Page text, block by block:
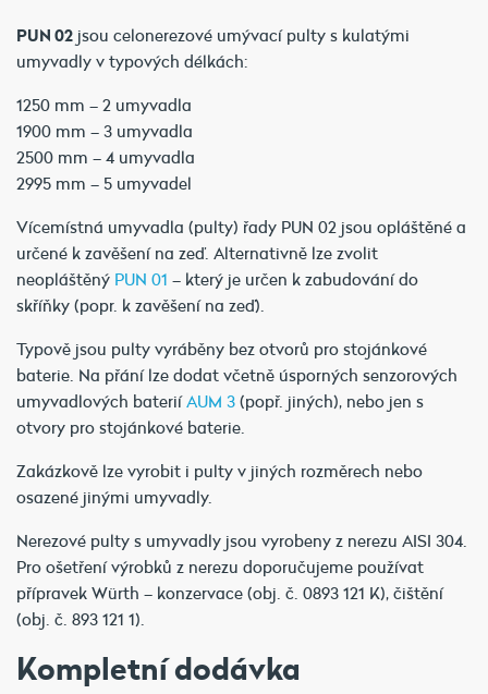
PUN 02 jsou celonerezové umývací pulty s kulatými
umyvadly v typových délkách:
1250 mm – 2 umyvadla
1900 mm – 3 umyvadla
2500 mm – 4 umyvadla
2995 mm – 5 umyvadel
Vícemístná umyvadla (pulty) řady PUN 02 jsou opláštěné a
určené k zavěšení na zeď. Alternativně lze zvolit
neopláštěný PUN 01 – který je určen k zabudování do
skříňky (popr. k zavěšení na zeď).
Typově jsou pulty vyráběny bez otvorů pro stojánkové
baterie. Na přání lze dodat včetně úsporných senzorových
umyvadlových bateriíAUM 3 (popř. jiných), nebo jen s
otvory pro stojánkové baterie.
Zakázkově lze vyrobit i pulty v jiných rozměrech nebo
osazené jinými umyvadly.
Nerezové pulty s umyvadly jsou vyrobeny z nerezu AISI 304.
Pro ošetření výrobků z nerezu doporučujeme používat
přípravek Würth – konzervace (obj. č. 0893 121 K), čištění
(obj. č. 893 121 1).
Kompletní dodávka